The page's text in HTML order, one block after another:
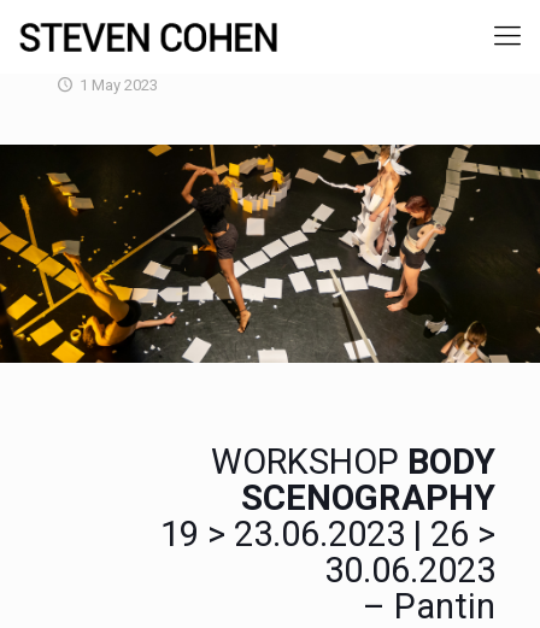
1 May 2023
WORKSHOP BODY
SCENOGRAPHY
19 > 23.06.2023 | 26 >
30.06.2023
– Pantin